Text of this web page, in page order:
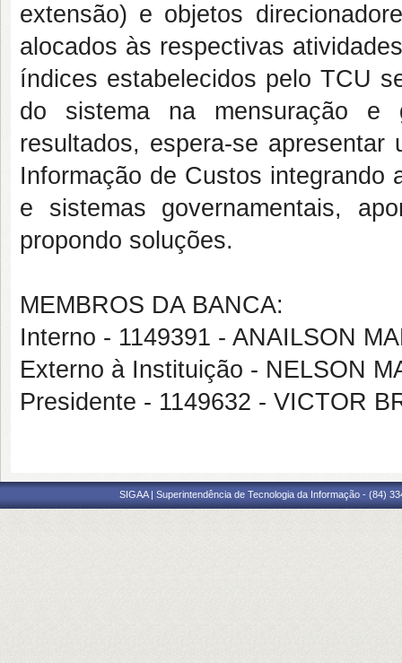
extensão) e objetos
alocados às respectivas
índices estabelecidos pelo TCU
do sistema na mensuração e
resultados, espera-se
Informação de Custos integrando
e sistemas governamentais,
propondo soluções.
MEMBROS DA BANCA:
Interno - 1149391 - ANAILSON
Externo à Instituição - NELSON
Presidente - 1149632 - VICTOR
SIGAA | Superintendência de Tecnologia da Informação - (84)